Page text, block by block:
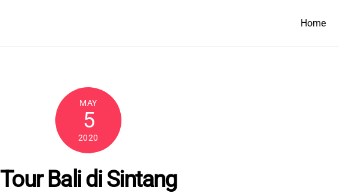
Home
MAY
5
2020
Tour Bali di Sintang